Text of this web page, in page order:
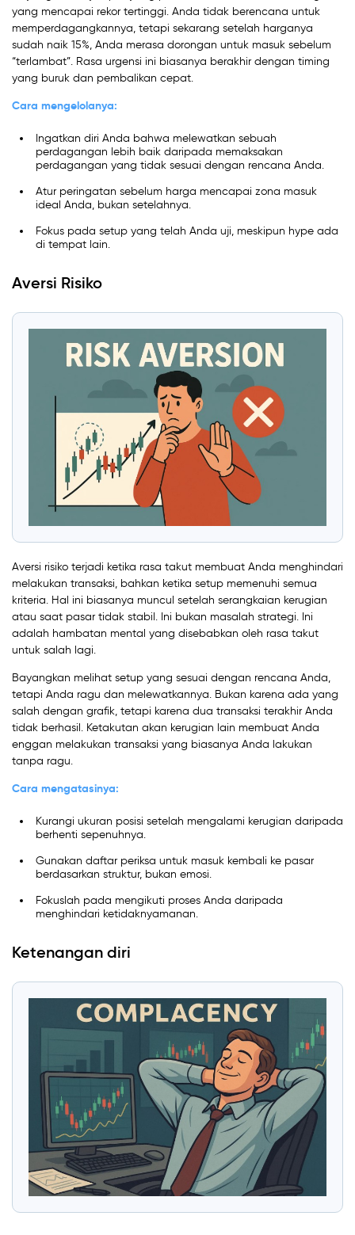
yang mencapai rekor tertinggi. Anda tidak berencana untuk
memperdagangkannya, tetapi sekarang setelah harganya
sudah naik 15%, Anda merasa dorongan untuk masuk sebelum
“terlambat”. Rasa urgensi ini biasanya berakhir dengan timing
yang buruk dan pembalikan cepat.
Cara mengelolanya:
Ingatkan diri Anda bahwa melewatkan sebuah
perdagangan lebih baik daripada memaksakan
perdagangan yang tidak sesuai dengan rencana Anda.
Atur peringatan sebelum harga mencapai zona masuk
ideal Anda, bukan setelahnya.
Fokus pada setup yang telah Anda uji, meskipun hype ada
di tempat lain.
Aversi Risiko
Aversi risiko terjadi ketika rasa takut membuat Anda menghindari
melakukan transaksi, bahkan ketika setup memenuhi semua
kriteria. Hal ini biasanya muncul setelah serangkaian kerugian
atau saat pasar tidak stabil. Ini bukan masalah strategi. Ini
adalah hambatan mental yang disebabkan oleh rasa takut
untuk salah lagi.
Bayangkan melihat setup yang sesuai dengan rencana Anda,
tetapi Anda ragu dan melewatkannya. Bukan karena ada yang
salah dengan grafik, tetapi karena dua transaksi terakhir Anda
tidak berhasil. Ketakutan akan kerugian lain membuat Anda
enggan melakukan transaksi yang biasanya Anda lakukan
tanpa ragu.
Cara mengatasinya:
Kurangi ukuran posisi setelah mengalami kerugian daripada
berhenti sepenuhnya.
Gunakan daftar periksa untuk masuk kembali ke pasar
berdasarkan struktur, bukan emosi.
Fokuslah pada mengikuti proses Anda daripada
menghindari ketidaknyamanan.
Ketenangan diri